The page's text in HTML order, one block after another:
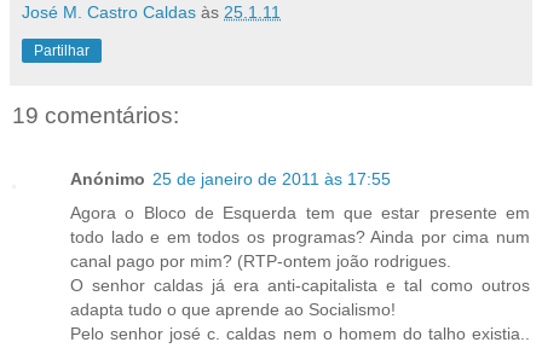
José M. Castro Caldas às 25.1.11
Partilhar
19 comentários:
Anónimo 25 de janeiro de 2011 às 17:55
Agora o Bloco de Esquerda tem que estar presente em
todo lado e em todos os programas? Ainda por cima num
canal pago por mim? (RTP-ontem joão rodrigues.
O senhor caldas já era anti-capitalista e tal como outros
adapta tudo o que aprende ao Socialismo!
Pelo senhor josé c. caldas nem o homem do talho existia..